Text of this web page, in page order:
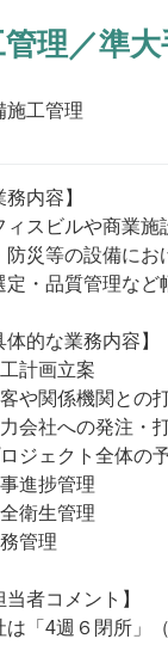
管理／準
施工管理
務内容】
ィスビルや商業施
防災等の設備にお
定・品質管理など
体的な業務内容】
計画立案
や関係機関との
会社への発注・
ジェクト全体の
進捗管理
衛生管理
管理
当者コメント】
は「4週６閉所」